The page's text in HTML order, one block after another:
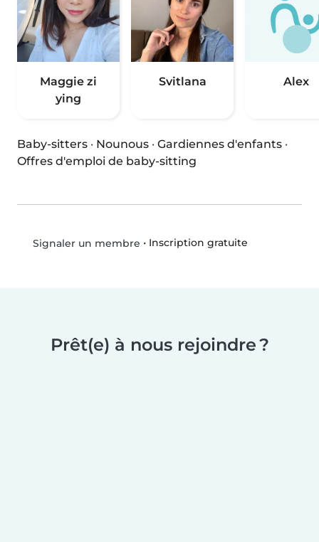
Maggie zi
ying
Svitlana Alex
Baby-sitters · Nounous · Gardiennes d'enfants ·
Offres d'emploi de baby-sitting
Signaler un membre • Inscription gratuite
Prêt(e) à nous rejoindre ?